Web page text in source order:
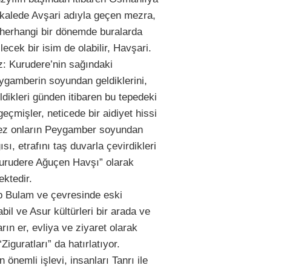
Avşari adıyla geçen mezra,
bir dönemde buralarda
bir isim de olabilir, Havşari.
Kurudere’nin sağındaki
soyundan geldiklerini,
günden itibaren bu tepedeki
neticede bir aidiyet hissi
onların Peygamber soyundan
etrafını taş duvarla çevirdikleri
Ağuçen Havşı” olarak
Bulam ve çevresinde eski
ve Asur kültürleri bir arada ve
er, evliya ve ziyaret olarak
da hatırlatıyor.
önemli işlevi, insanları Tanrı ile